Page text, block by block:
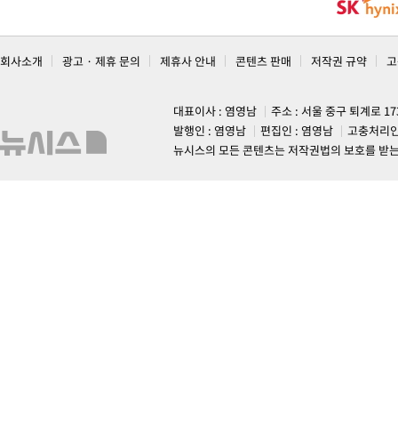
회사소개 광고 · 제휴 문의 제휴사 안내 콘텐츠 판매 저작권 규약
대표이사 : 염영남
주소 : 서울 중구 퇴계로
발행인 : 염영남
편집인 : 염영남
고충처리
뉴시스의 모든 콘텐츠는 저작권법의 보호를